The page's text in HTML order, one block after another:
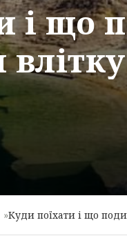
і що
»Куди поїхати і що